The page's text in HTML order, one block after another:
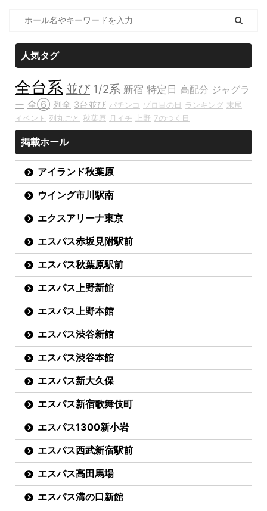
人気タグ
全台系 並び 1/2系 新宿 特定日 高配分 ジャグラ
ー 全⑥ 列全 3台並び パチンコ ゾロ目の日 ランキング 末尾
イベント 列丸ごと 秋葉原 月イチ 上野 7のつく日
掲載ホール
アイランド秋葉原
ウイング市川駅南
エクスアリーナ東京
エスパス赤坂見附駅前
エスパス秋葉原駅前
エスパス上野新館
エスパス上野本館
エスパス渋谷新館
エスパス渋谷本館
エスパス新大久保
エスパス新宿歌舞伎町
エスパス1300新小岩
エスパス西武新宿駅前
エスパス高田馬場
エスパス溝の口新館